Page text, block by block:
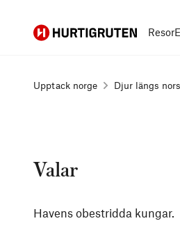
Hurtigruten Resor
Upptack norge Djur längs
Valar
Havens obestridda kungar.